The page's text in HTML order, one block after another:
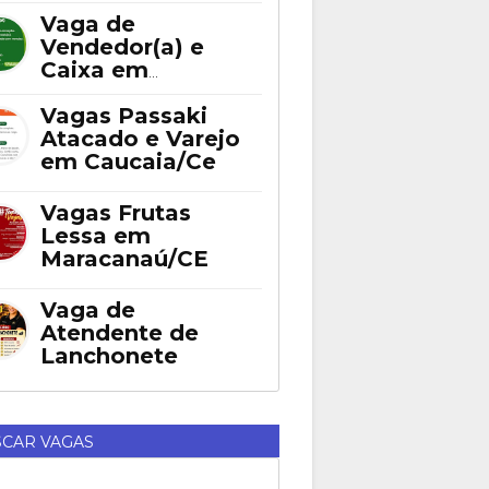
Vaga de
Vendedor(a) e
Caixa em
Vagas Passaki
Atacado e Varejo
em Caucaia/Ce
Vagas Frutas
Lessa em
Maracanaú/CE
Vaga de
Atendente de
Lanchonete
VAGAS